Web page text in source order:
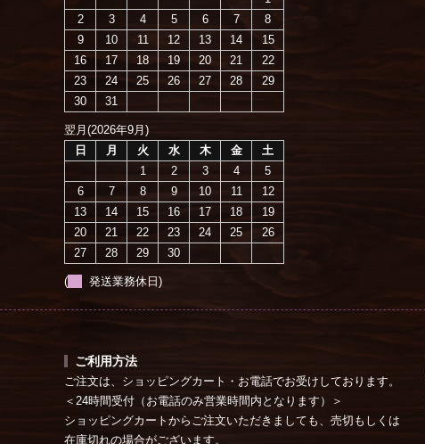
2
3 4 5 6 7
8
9
10 11 12 13 14
15
16
17 18 19 20 21
22
23
24 25 26 27 28
29
30
31
翌月(2026年9月)
日
月 火 水 木 金
土
1
2 3 4
5
6
7 8 9 10 11
12
13
14 15 16 17 18
19
20
21 22 23 24 25
26
27
28 29 30
( 発送業務休日)
ご利用方法
ご注文は、ショッピングカート・お電話でお受けしております。
＜24時間受付（お電話のみ営業時間内となります）＞
ショッピングカートからご注文いただきましても、売切もしくは
在庫切れの場合がございます。